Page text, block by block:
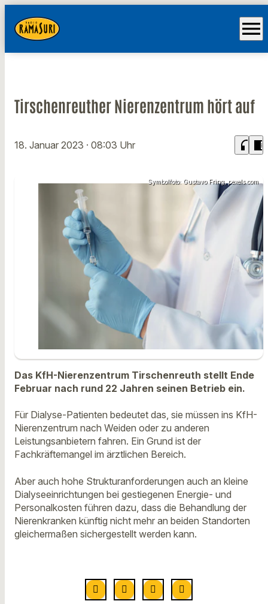
menu
Tirschenreuther Nierenzentrum hört auf
18. Januar 2023 · 08:03 Uhr headphones chrome_reader_mode
Symbolfoto: Gustavo Fring, pexels.com
Das KfH-Nierenzentrum Tirschenreuth stellt Ende
Februar nach rund 22 Jahren seinen Betrieb ein.
Für Dialyse-Patienten bedeutet das, sie müssen ins KfH-
Nierenzentrum nach Weiden oder zu anderen
Leistungsanbietern fahren. Ein Grund ist der
Fachkräftemangel im ärztlichen Bereich.
Aber auch hohe Strukturanforderungen auch an kleine
Dialyseeinrichtungen bei gestiegenen Energie- und
Personalkosten führen dazu, dass die Behandlung der
Nierenkranken künftig nicht mehr an beiden Standorten
gleichermaßen sichergestellt werden kann.